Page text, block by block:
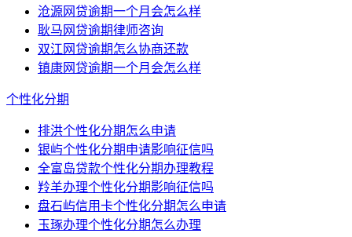
沧源网贷逾期一个月会怎么样
耿马网贷逾期律师咨询
双江网贷逾期怎么协商还款
镇康网贷逾期一个月会怎么样
个性化分期
排洪个性化分期怎么申请
银屿个性化分期申请影响征信吗
全富岛贷款个性化分期办理教程
羚羊办理个性化分期影响征信吗
盘石屿信用卡个性化分期怎么申请
玉琢办理个性化分期怎么办理